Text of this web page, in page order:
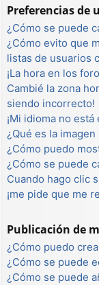
Preferencias de
¿Cómo se puede
¿Cómo evito que
listas de usuarios
¡La hora en los
Cambié la zona
siendo incorrecto!
¡Mi idioma no está
¿Qué es la
¿Cómo puedo
¿Cómo se puede
Cuando hago clic
¡me pide que me
Publicación de
¿Cómo puedo
¿Cómo se puede
¿Cómo se puede